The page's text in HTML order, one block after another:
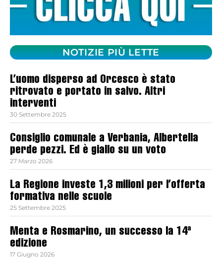
NOTIZIE PIÙ LETTE
L’uomo disperso ad Orcesco è stato
ritrovato e portato in salvo. Altri
interventi
30 Settembre 2025
Consiglio comunale a Verbania, Albertella
perde pezzi. Ed è giallo su un voto
27 Marzo 2026
La Regione investe 1,3 milioni per l’offerta
formativa nelle scuole
25 Settembre 2025
Menta e Rosmarino, un successo la 14ª
edizione
17 Giugno 2026